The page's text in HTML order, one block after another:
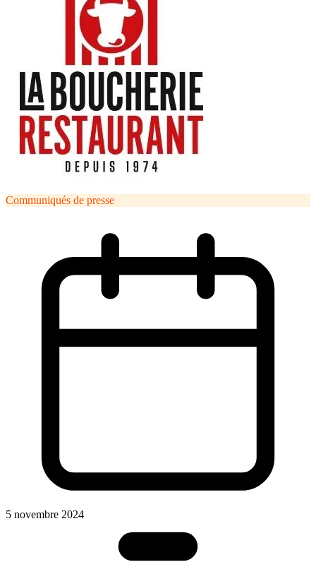
Communiqués de presse
5 novembre 2024